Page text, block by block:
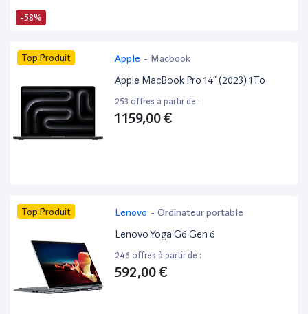
-58%
Top Produit Apple - Macbook
Apple MacBook Pro 14” (2023) 1To
253 offres à partir de :
1 159,00 €
Top Produit Lenovo - Ordinateur portable
Lenovo Yoga G6 Gen 6
246 offres à partir de :
592,00 €